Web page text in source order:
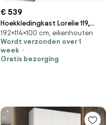
€ 539
Hoekkledingkast Lorelie 119,
Truffel eiken, 192x114x100cm, 110
kg, Kledingkast deuren: Met
scharnieren, Aantal planken: 5,
Aantal planken: 5
192×114×100 cm, eikenhouten
Wordt verzonden over 1
week
Gratis bezorging